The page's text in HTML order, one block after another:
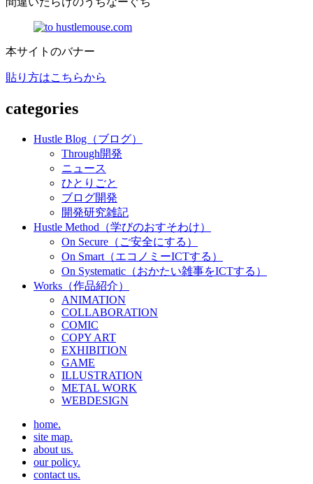
本サイトのバナー
貼り方はこちらから
categories
Hustle Blog（ブログ）
Through開発
ニュース
ひとりごと
ブログ開発
開発研究雑記
Hustle Method（学びのおすそわけ）
On Secure（ご安全にする）
On Smart（エコノミーICTする）
On Systematic（おかたい雑事をICTする）
Works（作品紹介）
ANIMATION
COLLABORATION
COMIC
COPY ART
EXHIBITION
GAME
ILLUSTRATION
METAL WORK
WEBDESIGN
home.
site map.
about us.
our policy.
contact us.